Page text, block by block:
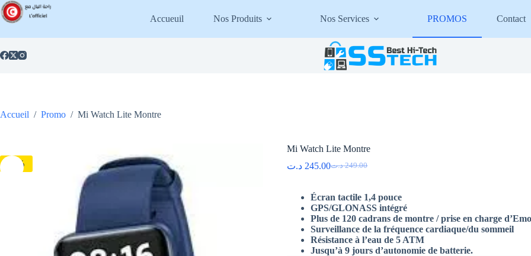
Passer
au
contenu
Accueuil Nos Produits Nos Services PROMOS Contact
Accueil / Promo / Mi Watch Lite Montre
-2%
Mi Watch Lite Montre
249.00 د.تLe
était :
249.00 د.ت.
245.00 د.ت
Le
est :
245.00 د.ت.
Écran tactile 1,4 pouce
GPS/GLONASS intégré
Plus de 120 cadrans de montre /prise en charge
Surveillance de la fréquencecardiaque/du sommeil
Résistance àl’eau de 5 ATM
Jusqu’à 9 joursd’autonomie de batterie.